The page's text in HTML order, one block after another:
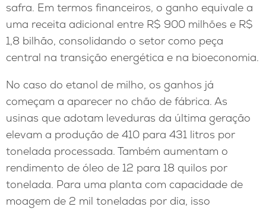
safra. Em termos financeiros, o ganho equivale a
uma receita adicional entre R$ 900 milhões e R$
1,8 bilhão, consolidando o setor como peça
central na transição energética e na bioeconomia.
No caso do etanol de milho, os ganhos já
começam a aparecer no chão de fábrica. As
usinas que adotam leveduras da última geração
elevam a produção de 410 para 431 litros por
tonelada processada. Também aumentam o
rendimento de óleo de 12 para 18 quilos por
tonelada. Para uma planta com capacidade de
moagem de 2 mil toneladas por dia, isso